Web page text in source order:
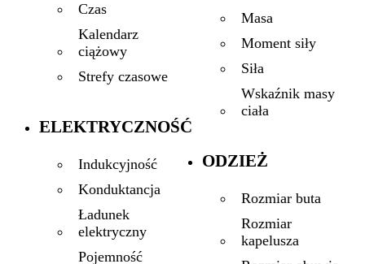
Czas
Kalendarz
ciążowy
Strefy czasowe
ELEKTRYCZNOŚĆ
Indukcyjność
Konduktancja
Ładunek
elektryczny
Pojemność
Masa
Moment siły
Siła
Wskaźnik masy
ciała
ODZIEŻ
Rozmiar buta
Rozmiar
kapelusza